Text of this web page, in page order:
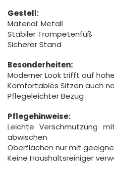
Gestell:
Material: Metall
Stabiler Trompetenfuß
Sicherer Stand
Besonderheiten:
Moderner Look trifft auf
Komfortables Sitzen auch
Pflegeleichter Bezug
Pflegehinweise:
Leichte Verschmutzung
abwischen
Oberflächen nur mit
Keine Haushaltsreiniger